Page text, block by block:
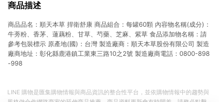
商品描述
商品品名：順天本草 捍衛舒康 商品組合：每罐60顆 內容物名稱(成分)：
牛蒡粉、香茅、蓮藕粉、甘草、芍藥、芝麻、紫草 食品添加物名稱：請
參考包裝標示 原產地(國)：台灣 製造廠商：順天本草股份有限公司 製造
廠商地址：彰化縣鹿港鎮工業東三路10之2號 製造廠商電話：0800-898
-998
LINE 購物是匯集購物情報與商品資訊的整合性平台，並依購物情報中的趨勢與